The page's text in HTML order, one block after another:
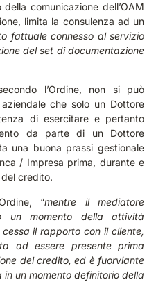
comunicazione dell’OAM
limita la consulenza ad un
fattuale connesso al servizio
del set di documentazione
l’Ordine, non si può
che solo un Dottore
di esercitare e pertanto
da parte di un Dottore
una buona prassi gestionale
/ Impresa prima, durante e
credito.
“mentre il mediatore
un momento della attività
il rapporto con il cliente,
ad essere presente prima
del credito, ed è fuorviante
un momento definitorio della